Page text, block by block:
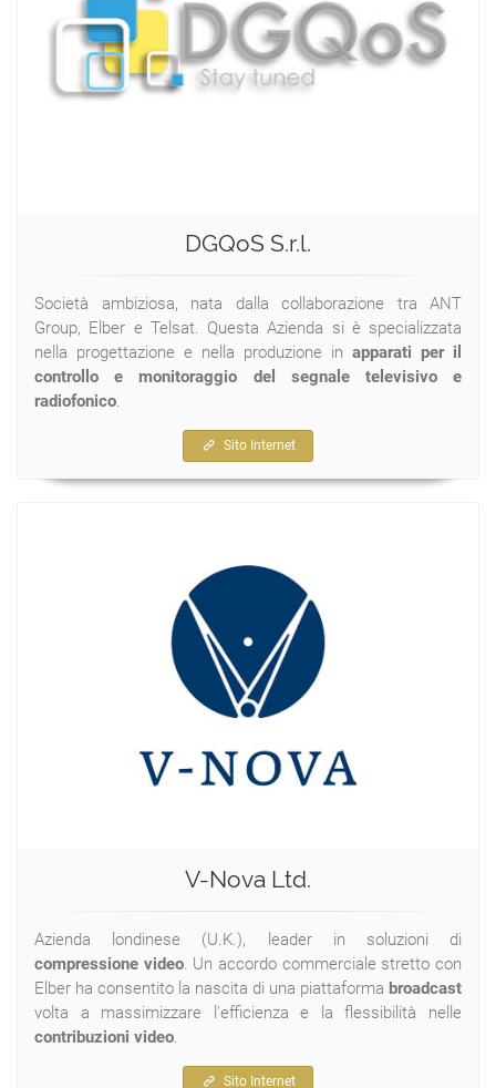
DGQoS S.r.l.
Società ambiziosa, nata dalla collaborazione tra ANT
Group, Elber e Telsat. Questa Azienda si è specializzata
nella progettazione e nella produzione in apparati per il
controllo e monitoraggio del segnale televisivo e
radiofonico.
Sito Internet
V-Nova Ltd.
Azienda londinese (U.K.), leader in soluzioni di
compressione video. Un accordo commerciale stretto con
Elber ha consentito la nascita di una piattaforma broadcast
volta a massimizzare l'efficienza e la flessibilità nelle
contribuzioni video.
Sito Internet